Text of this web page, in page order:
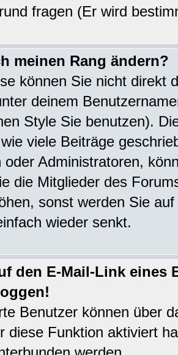
fragen (Er wird
meinen Rang ändern?
können Sie nicht direkt
deinem
Style Sie benutzen).
viele Beiträge
oder Administratoren,
die Mitglieder des
sonst werden Sie
wieder senkt.
den E-Mail-Link eines
Benutzer können über
diese Funktion aktiviert